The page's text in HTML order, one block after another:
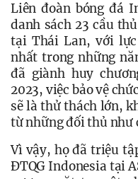
Liên đoàn bóng đá
danh sách 23 cầu
tại Thái Lan, với
nhất trong những
đã giành huy
2023, việc bảo vệ
sẽ là thử thách lớn,
từ những đối thủ như
Vì vậy, họ đã triệu
ĐTQG Indonesia tại